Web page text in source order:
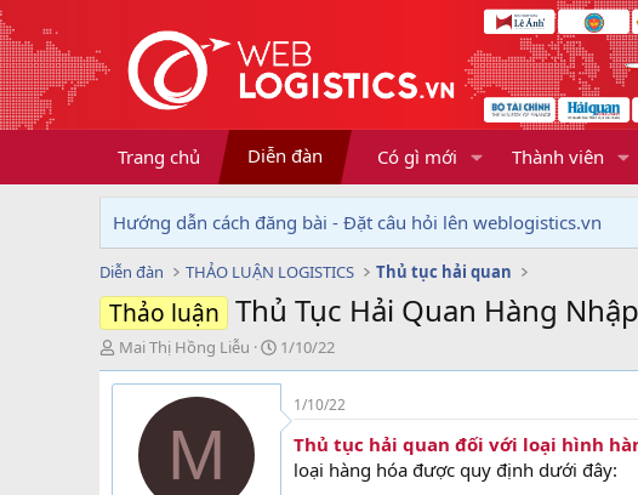
Trang chủ Diễn đàn Có gì mới Thành viên
Hướng dẫn cách đăng bài - Đặt câu hỏi lên weblogistics.vn
Diễn đàn THẢO LUẬN LOGISTICS Thủ tục hải quan
Thảo luận Thủ Tục Hải Quan Hàng
T
h
r
Mai Thị Hồng Liễu
N
g
à
y
g
1/10/22
M
1/10/22
Thủ tục hải quan đối với loại hình
loại hàng hóa được quy định dưới đây: